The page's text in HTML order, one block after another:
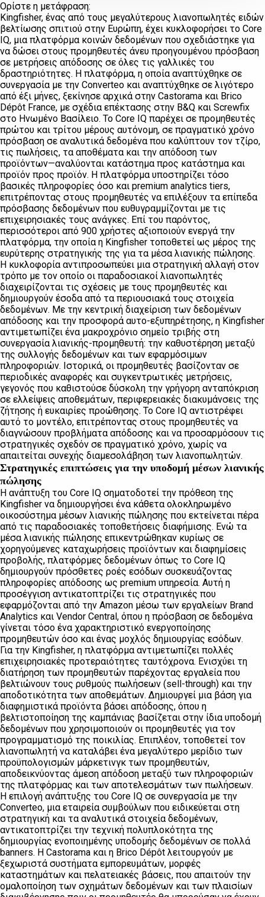
Ορίστε η μετάφραση:
Kingfisher, ένας από τους μεγαλύτερους λιανοπωλητές ειδών
βελτίωσης σπιτιού στην Ευρώπη, έχει κυκλοφορήσει το Core
IQ, μια πλατφόρμα κοινών δεδομένων που σχεδιάστηκε για
να δώσει στους προμηθευτές άνευ προηγουμένου πρόσβαση
σε μετρήσεις απόδοσης σε όλες τις γαλλικές του
δραστηριότητες. Η πλατφόρμα, η οποία αναπτύχθηκε σε
συνεργασία με την Converteo και αναπτύχθηκε σε λιγότερο
από έξι μήνες, ξεκίνησε αρχικά στην Castorama και Brico
Dépôt France, με σχέδια επέκτασης στην B&Q και Screwfix
στο Ηνωμένο Βασίλειο. Το Core IQ παρέχει σε προμηθευτές
πρώτου και τρίτου μέρους αυτόνομη, σε πραγματικό χρόνο
πρόσβαση σε αναλυτικά δεδομένα που καλύπτουν τον τζίρο,
τις πωλήσεις, τα αποθέματα και την απόδοση των
προϊόντων—αναλύονται κατάστημα προς κατάστημα και
προϊόν προς προϊόν. Η πλατφόρμα υποστηρίζει τόσο
βασικές πληροφορίες όσο και premium analytics tiers,
επιτρέποντας στους προμηθευτές να επιλέξουν τα επίπεδα
πρόσβασης δεδομένων που ευθυγραμμίζονται με τις
επιχειρησιακές τους ανάγκες. Επί του παρόντος,
περισσότεροι από 900 χρήστες αξιοποιούν ενεργά την
πλατφόρμα, την οποία η Kingfisher τοποθετεί ως μέρος της
ευρύτερης στρατηγικής της για τα μέσα λιανικής πώλησης.
Η κυκλοφορία αντιπροσωπεύει μια στρατηγική αλλαγή στον
τρόπο με τον οποίο οι παραδοσιακοί λιανοπωλητές
διαχειρίζονται τις σχέσεις με τους προμηθευτές και
δημιουργούν έσοδα από τα περιουσιακά τους στοιχεία
δεδομένων. Με την κεντρική διαχείριση των δεδομένων
απόδοσης και την προσφορά αυτο-εξυπηρέτησης, η Kingfisher
αντιμετωπίζει ένα μακροχρόνιο σημείο τριβής στη
συνεργασία λιανικής-προμηθευτή: την καθυστέρηση μεταξύ
της συλλογής δεδομένων και των εφαρμόσιμων
πληροφοριών. Ιστορικά, οι προμηθευτές βασίζονταν σε
περιοδικές αναφορές και συγκεντρωτικές μετρήσεις,
γεγονός που καθιστούσε δύσκολη την γρήγορη ανταπόκριση
σε ελλείψεις αποθεμάτων, περιφερειακές διακυμάνσεις της
ζήτησης ή ευκαιρίες προώθησης. Το Core IQ αντιστρέφει
αυτό το μοντέλο, επιτρέποντας στους προμηθευτές να
διαγνώσουν προβλήματα απόδοσης και να προσαρμόσουν τις
στρατηγικές σχεδόν σε πραγματικό χρόνο, χωρίς να
απαιτείται συνεχής διαμεσολάβηση των λιανοπωλητών.
Στρατηγικές επιπτώσεις για την υποδομή μέσων λιανικής
πώλησης
Η ανάπτυξη του Core IQ σηματοδοτεί την πρόθεση της
Kingfisher να δημιουργήσει ένα κάθετα ολοκληρωμένο
οικοσύστημα μέσων λιανικής πώλησης που εκτείνεται πέρα ​​
από τις παραδοσιακές τοποθετήσεις διαφήμισης. Ενώ τα
μέσα λιανικής πώλησης επικεντρώθηκαν κυρίως σε
χορηγούμενες καταχωρήσεις προϊόντων και διαφημίσεις
προβολής, πλατφόρμες δεδομένων όπως το Core IQ
δημιουργούν πρόσθετες ροές εσόδων συσκευάζοντας
πληροφορίες απόδοσης ως premium υπηρεσία. Αυτή η
προσέγγιση αντικατοπτρίζει τις στρατηγικές που
εφαρμόζονται από την Amazon μέσω των εργαλείων Brand
Analytics και Vendor Central, όπου η πρόσβαση σε δεδομένα
γίνεται τόσο ένα χαρακτηριστικό ενεργοποίησης
προμηθευτών όσο και ένας μοχλός δημιουργίας εσόδων.
Για την Kingfisher, η πλατφόρμα αντιμετωπίζει πολλές
επιχειρησιακές προτεραιότητες ταυτόχρονα. Ενισχύει τη
διατήρηση των προμηθευτών παρέχοντας εργαλεία που
βελτιώνουν τους ρυθμούς πωλήσεων (sell-through) και την
αποδοτικότητα των αποθεμάτων. Δημιουργεί μια βάση για
διαφημιστικά προϊόντα βάσει απόδοσης, όπου η
βελτιστοποίηση της καμπάνιας βασίζεται στην ίδια υποδομή
δεδομένων που χρησιμοποιούν οι προμηθευτές για τον
προγραμματισμό της ποικιλίας. Επιπλέον, τοποθετεί τον
λιανοπωλητή να καταλάβει ένα μεγαλύτερο μερίδιο των
προϋπολογισμών μάρκετινγκ των προμηθευτών,
αποδεικνύοντας άμεση απόδοση μεταξύ των πληροφοριών
της πλατφόρμας και των αποτελεσμάτων των πωλήσεων.
Η επιλογή ανάπτυξης του Core IQ σε συνεργασία με την
Converteo, μια εταιρεία συμβούλων που ειδικεύεται στη
στρατηγική και τα αναλυτικά στοιχεία δεδομένων,
αντικατοπτρίζει την τεχνική πολυπλοκότητα της
δημιουργίας ενοποιημένης υποδομής δεδομένων σε πολλά
banners. Η Castorama και η Brico Dépôt λειτουργούν με
ξεχωριστά συστήματα εμπορευμάτων, μορφές
καταστημάτων και πελατειακές βάσεις, που απαιτούν την
ομαλοποίηση των σχημάτων δεδομένων και των πλαισίων